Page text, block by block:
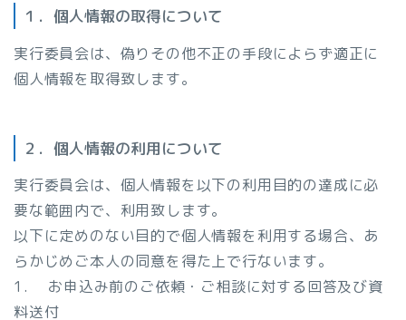
１．個人情報の取得について
実行委員会は、偽りその他不正の手段によらず適正に
個人情報を取得致します。
２．個人情報の利用について
実行委員会は、個人情報を以下の利用目的の達成に必
要な範囲内で、利用致します。
以下に定めのない目的で個人情報を利用する場合、あ
らかじめご本人の同意を得た上で行ないます。
1. お申込み前のご依頼・ご相談に対する回答及び資
料送付